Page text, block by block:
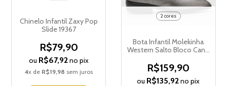
Chinelo Infantil Zaxy Pop
Slide 19367
R$79,90
ou R$67,92no pix
4x de R$19,98 sem juros
2 cores
Bota Infantil Molekinha
Western Salto Bloco Cano
R$159,90
ou R$135,92no pix